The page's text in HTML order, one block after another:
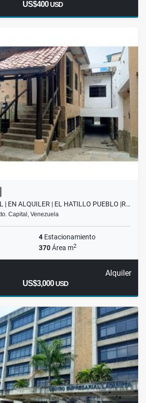
US$400USD
| EN ALQUILER | EL HATILLO PUEBLO |R…
Capital, Venezuela
4 Estacionamiento
370Área m2
Alquiler
US$3,000USD